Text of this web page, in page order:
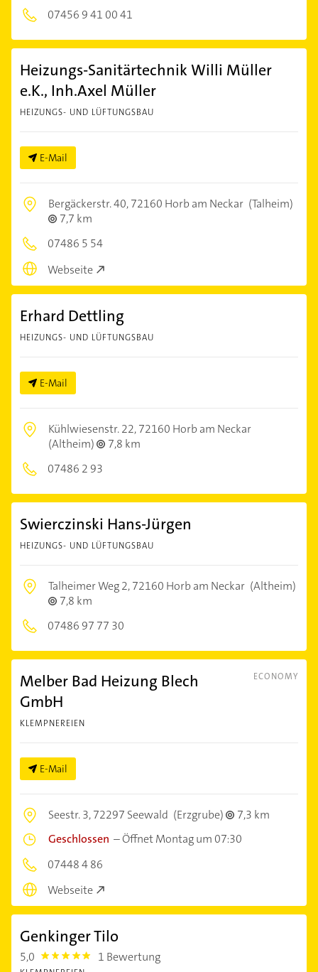
07456 9 41 00 41
Heizungs-Sanitärtechnik Willi Müller
e.K., Inh.Axel Müller
HEIZUNGS- UND LÜFTUNGSBAU
E-Mail
Bergäckerstr. 40,72160 Horb am Neckar (Talheim)
7,7 km
07486 5 54
Webseite
Erhard Dettling
HEIZUNGS- UND LÜFTUNGSBAU
E-Mail
Kühlwiesenstr. 22,72160 Horb am Neckar
(Altheim)
7,8 km
07486 2 93
Swierczinski Hans-Jürgen
HEIZUNGS- UND LÜFTUNGSBAU
Talheimer Weg 2,72160 Horb am Neckar (Altheim)
7,8 km
07486 97 77 30
ECONOMY
Melber Bad Heizung Blech
GmbH
KLEMPNEREIEN
E-Mail
Seestr. 3,72297 Seewald (Erzgrube)
7,3 km
Geschlossen –Öffnet Montag um 07:30
07448 4 86
Webseite
Genkinger Tilo
5,0 5.0 1 Bewertung